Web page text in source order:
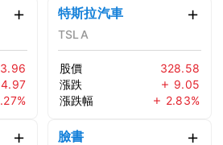
4.97
特斯拉汽車
TSLA
股價
328.58
漲跌
9.05
漲跌幅
2.83%
臉書